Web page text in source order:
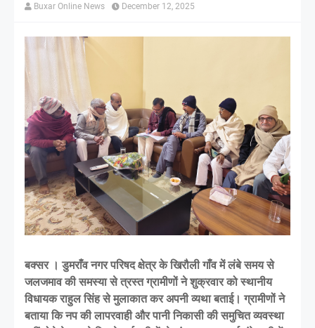
Buxar Online News December 12, 2025
बक्सर । डुमराँव नगर परिषद क्षेत्र के खिरौली गाँव में लंबे समय से
जलजमाव की समस्या से त्रस्त ग्रामीणों ने शुक्रवार को स्थानीय
विधायक राहुल सिंह से मुलाकात कर अपनी व्यथा बताई। ग्रामीणों ने
बताया कि नप की लापरवाही और पानी निकासी की समुचित व्यवस्था